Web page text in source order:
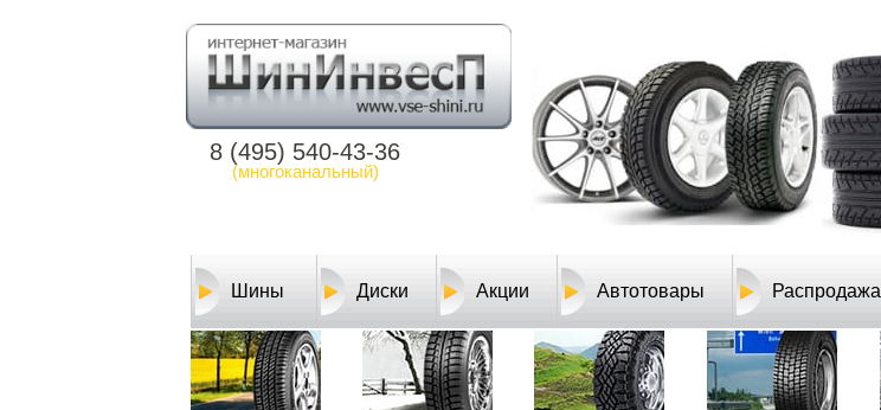
8 (495) 540-43-36
(многоканальный)
Шины Диски Акции Автотовары Распродажа